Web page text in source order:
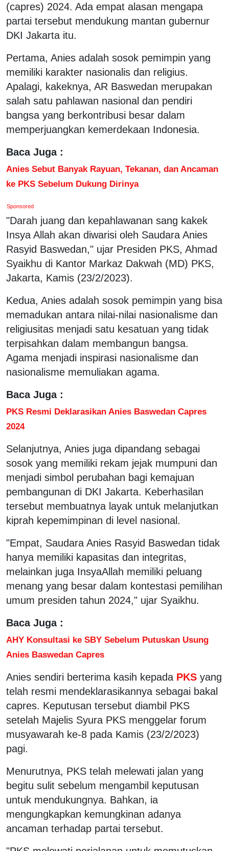
(capres) 2024. Ada empat alasan mengapa
partai tersebut mendukung mantan gubernur
DKI Jakarta itu.
Pertama, Anies adalah sosok pemimpin yang
memiliki karakter nasionalis dan religius.
Apalagi, kakeknya, AR Baswedan merupakan
salah satu pahlawan nasional dan pendiri
bangsa yang berkontribusi besar dalam
memperjuangkan kemerdekaan Indonesia.
Baca Juga :
Anies Sebut Banyak Rayuan, Tekanan, dan Ancaman
ke PKS Sebelum Dukung Dirinya
Sponsored
"Darah juang dan kepahlawanan sang kakek
Insya Allah akan diwarisi oleh Saudara Anies
Rasyid Baswedan," ujar Presiden PKS, Ahmad
Syaikhu di Kantor Markaz Dakwah (MD) PKS,
Jakarta, Kamis (23/2/2023).
Kedua, Anies adalah sosok pemimpin yang bisa
memadukan antara nilai-nilai nasionalisme dan
religiusitas menjadi satu kesatuan yang tidak
terpisahkan dalam membangun bangsa.
Agama menjadi inspirasi nasionalisme dan
nasionalisme memuliakan agama.
Baca Juga :
PKS Resmi Deklarasikan Anies Baswedan Capres
2024
Selanjutnya, Anies juga dipandang sebagai
sosok yang memiliki rekam jejak mumpuni dan
menjadi simbol perubahan bagi kemajuan
pembangunan di DKI Jakarta. Keberhasilan
tersebut membuatnya layak untuk melanjutkan
kiprah kepemimpinan di level nasional.
"Empat, Saudara Anies Rasyid Baswedan tidak
hanya memiliki kapasitas dan integritas,
melainkan juga InsyaAllah memiliki peluang
menang yang besar dalam kontestasi pemilihan
umum presiden tahun 2024," ujar Syaikhu.
Baca Juga :
AHY Konsultasi ke SBY Sebelum Putuskan Usung
Anies Baswedan Capres
Anies sendiri berterima kasih kepada PKS yang
telah resmi mendeklarasikannya sebagai bakal
capres. Keputusan tersebut diambil PKS
setelah Majelis Syura PKS menggelar forum
musyawarah ke-8 pada Kamis (23/2/2023)
pagi.
Menurutnya, PKS telah melewati jalan yang
begitu sulit sebelum mengambil keputusan
untuk mendukungnya. Bahkan, ia
mengungkapkan kemungkinan adanya
ancaman terhadap partai tersebut.